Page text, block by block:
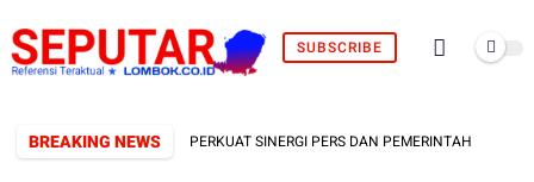
SUBSCRIBE
BREAKING NEWS
TERBENTUK, SIAP PERKUAT SINERGI PERS DAN PEMERINTAH